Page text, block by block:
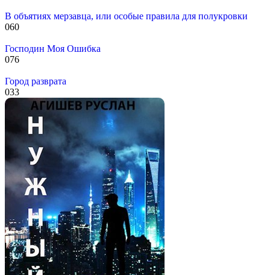
В объятиях мерзавца, или особые правила для полукровки
060
Господин Моя Ошибка
076
Город разврата
033